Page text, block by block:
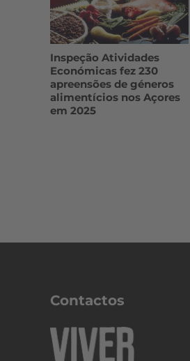
Inspeção Atividades
Económicas fez 230
apreensões de géneros
alimentícios nos Açores
em 2025
Contactos